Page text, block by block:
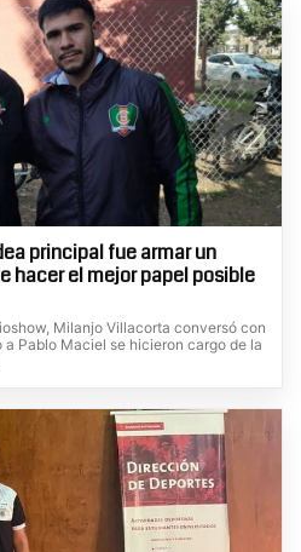
principal fue armar un
hacer el mejor papel posible
Milanjo Villacorta conversó con
Pablo Maciel se hicieron cargo de la